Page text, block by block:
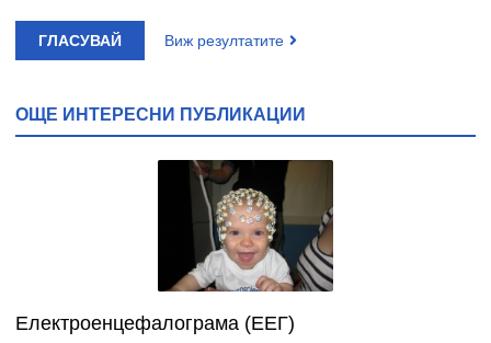
ГЛАСУВАЙ Виж резултатите
ОЩЕ ИНТЕРЕСНИ ПУБЛИКАЦИИ
Електроенцефалограма (ЕЕГ)